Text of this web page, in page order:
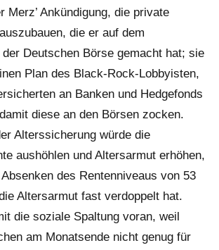
Merz’ Ankündigung, die private
die er auf dem
Deutschen Börse gemacht hat; sie
Plan des Black-Rock-Lobbyisten,
an Banken und Hedgefonds
diese an den Börsen zocken.
Alterssicherung würde die
aushöhlen und Altersarmut erhöhen,
des Rentenniveaus von 53
Altersarmut fast verdoppelt hat.
die soziale Spaltung voran, weil
am Monatsende nicht genug für